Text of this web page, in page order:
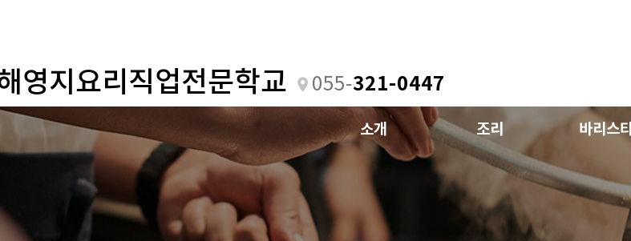
영지요리직업전문학교 055-321-0447
소ㅤ개 조ㅤ리 바리스